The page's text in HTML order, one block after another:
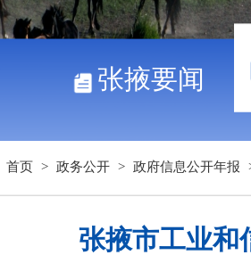
张掖要闻
首页 > 政务公开 > 政府信息公开年报
张掖市工业和